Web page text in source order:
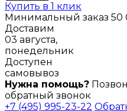
Купить в 1 клик
Минимальный заказ 50
Доставим
03 августа,
понедельник
Доступен
самовывоз
Нужна помощь?
обратный звонок
+7 (495) 995-23-22